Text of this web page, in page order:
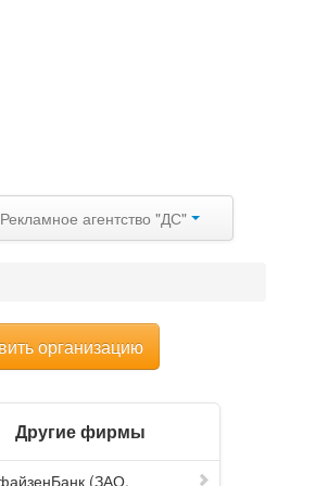
Рекламное агентство "ДС"
организацию
Другие фирмы
(ЗАО,